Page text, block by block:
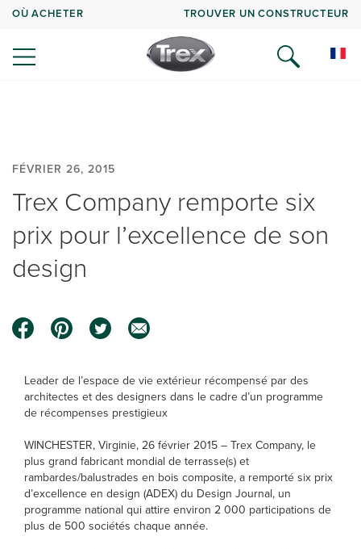
OÙ ACHETER TROUVER UN CONSTRUCTEUR
FÉVRIER 26, 2015
Trex Company remporte six
prix pour l’excellence de son
design
Leader de l’espace de vie extérieur récompensé par des
architectes et des designers dans le cadre d’un programme
de récompenses prestigieux
WINCHESTER, Virginie, 26 février 2015 – Trex Company, le
plus grand fabricant mondial de terrasse(s) et
rambardes/balustrades en bois composite, a remporté six prix
d’excellence en design (ADEX) du Design Journal, un
programme national qui attire environ 2 000 participations de
plus de 500 sociétés chaque année.